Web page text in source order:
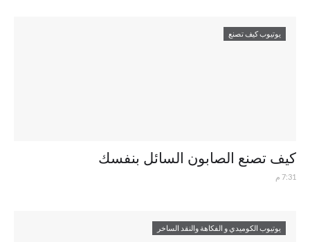
يوتيوب كيف تصنع
كيف تصنع الصابون السائل بنفسك
7:31 م
يوتيوب الكوميدي و الفكاهة والنقد الساخر